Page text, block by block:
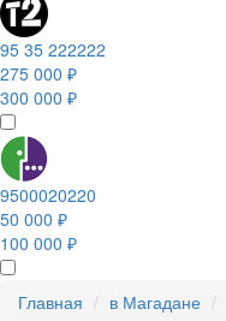
95 35 222222
275 000 ₽
300 000 ₽
9500020220
50 000 ₽
100 000 ₽
Главная в Магадане